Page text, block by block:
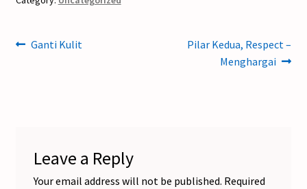
Post
Previous
Ganti Kulit
Next
Pilar Kedua, Respect –
Menghargai
Leave a Reply
Your email address will not be published. Required